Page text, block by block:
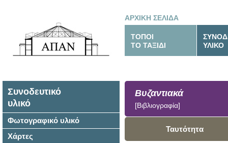
ΑΡΧΙΚΗ ΣΕΛΙΔΑ
ΤΟΠΟΙ
ΤΟ ΤΑΞΙΔΙ
ΥΛΙΚΟ
Συνοδευτικό
υλικό
Φωτογραφικό υλικό
Χάρτες
Βυζαντιακά
[Βιβλιογραφία]
Ταυτότητα